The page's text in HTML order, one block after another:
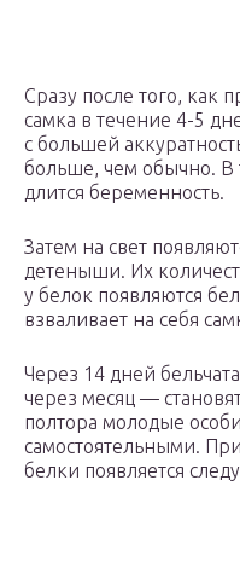
Сразу после того, как
самка в течение 4-5
с большей
больше, чем обычно. В
длится беременность.
Затем на свет
детеныши. Их
у белок появляются
взваливает на себя
Через 14 дней
через месяц —
полтора молодые особи
самостоятельными.
белки появляется